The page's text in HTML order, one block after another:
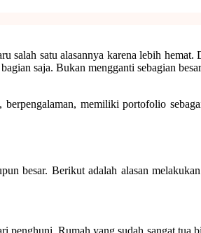
satu alasannya karena lebih
saja. Bukan mengganti sebagian
memiliki portofolio
besar. Berikut adalah alasan